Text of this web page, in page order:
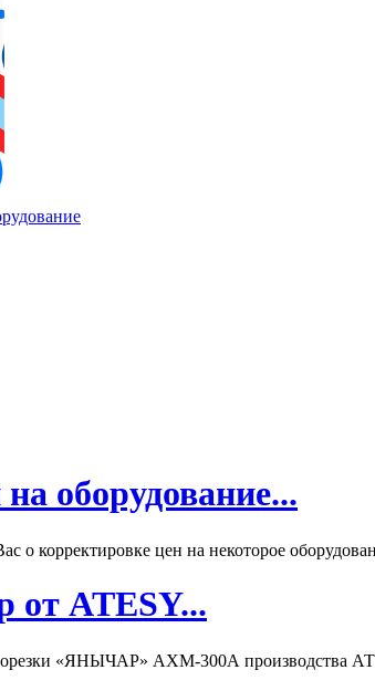
оборудование...
корректировке цен на некоторое
от ATESY...
«ЯНЫЧАР» АХМ-300А производства